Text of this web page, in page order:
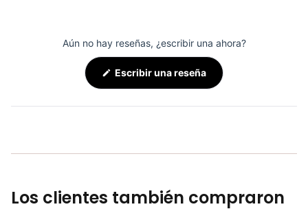
Aún no hay reseñas, ¿escribir una ahora?
Escribir una reseña(Se
abre
en
nueva
Los clientes también compraron